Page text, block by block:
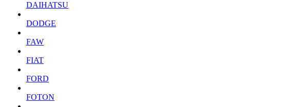
DAIHATSU
DODGE
FAW
FIAT
FORD
FOTON